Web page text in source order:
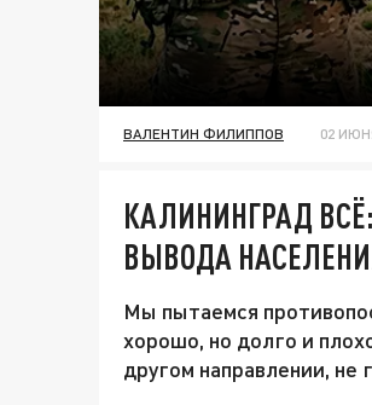
ВАЛЕНТИН ФИЛИППОВ 02
КАЛИНИНГРАД
ВЫВОДА
Мы пытаемся
хорошо, но долго и
другом направлении, не